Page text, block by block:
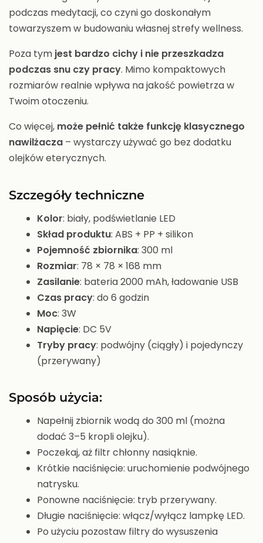
podczas medytacji, co czyni go doskonałym
towarzyszem w budowaniu własnej strefy wellness.
Poza tym jest bardzo cichy i nie przeszkadza
podczas snu czy pracy. Mimo kompaktowych
rozmiarów realnie wpływa na jakość powietrza w
Twoim otoczeniu.
Co więcej, może pełnić także funkcję klasycznego
nawilżacza – wystarczy używać go bez dodatku
olejków eterycznych.
Szczegóły techniczne
Kolor: biały, podświetlanie LED
Skład produktu: ABS + PP + silikon
Pojemność zbiornika: 300 ml
Rozmiar: 78 × 78 × 168 mm
Zasilanie: bateria 2000 mAh, ładowanie USB
Czas pracy: do 6 godzin
Moc: 3W
Napięcie: DC 5V
Tryby pracy: podwójny (ciągły) i pojedynczy
(przerywany)
Sposób użycia:
Napełnij zbiornik wodą do 300 ml (można
dodać 3–5 kropli olejku).
Poczekaj, aż filtr chłonny nasiąknie.
Krótkie naciśnięcie: uruchomienie podwójnego
natrysku.
Ponowne naciśnięcie: tryb przerywany.
Długie naciśnięcie: włącz/wyłącz lampkę LED.
Po użyciu pozostaw filtry do wysuszenia